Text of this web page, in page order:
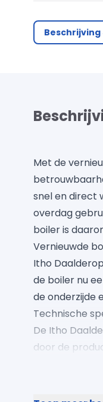
Met de
snel en direct
overdag
boiler is
Vernieuwde
Itho
de boiler nu
de onderzijde
Technische
De Itho
door de
levensduur.